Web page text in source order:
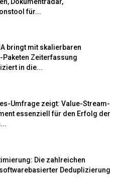
für...
bringt mit skalierbaren
Paketen Zeiterfassung
in die...
Umfrage zeigt: Value-Stream-
essenziell für den Erfolg der
Die zahlreichen
Deduplizierung